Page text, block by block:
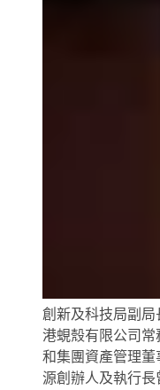
創新及科技局副局
港蜆殼有限公司
和集團資產管理
源創辦人及執行長